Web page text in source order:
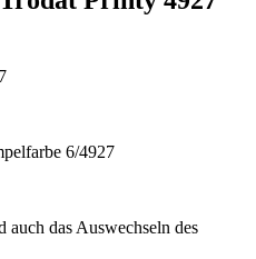
6/4927
auch das Auswechseln des